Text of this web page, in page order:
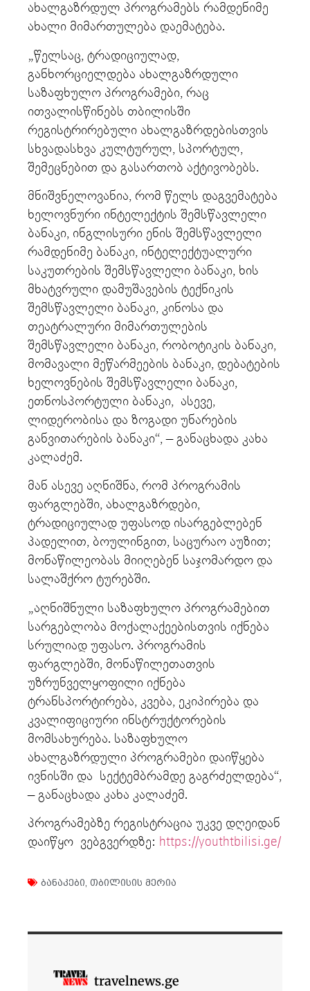
ახალგაზრდულ პროგრამებს რამდენიმე
ახალი მიმართულება დაემატება.
„წელსაც, ტრადიციულად,
განხორციელდება ახალგაზრდული
საზაფხულო პროგრამები, რაც
ითვალისწინებს თბილისში
რეგისტრირებული ახალგაზრდებისთვის
სხვადასხვა კულტურულ, სპორტულ,
შემეცნებით და გასართობ აქტივობებს.
მნიშვნელოვანია, რომ წელს დაგვემატება
ხელოვნური ინტელექტის შემსწავლელი
ბანაკი, ინგლისური ენის შემსწავლელი
რამდენიმე ბანაკი, ინტელექტუალური
საკუთრების შემსწავლელი ბანაკი, ხის
მხატვრული დამუშავების ტექნიკის
შემსწავლელი ბანაკი, კინოსა და
თეატრალური მიმართულების
შემსწავლელი ბანაკი, რობოტიკის ბანაკი,
მომავალი მეწარმეების ბანაკი, დებატების
ხელოვნების შემსწავლელი ბანაკი,
ეთნოსპორტული ბანაკი, ასევე,
ლიდერობისა და ზოგადი უნარების
განვითარების ბანაკი“, – განაცხადა კახა
კალაძემ.
მან ასევე აღნიშნა, რომ პროგრამის
ფარგლებში, ახალგაზრდები,
ტრადიციულად უფასოდ ისარგებლებენ
პადელით, ბოულინგით, საცურაო აუზით;
მონაწილეობას მიიღებენ საჯომარდო და
სალაშქრო ტურებში.
„აღნიშნული საზაფხულო პროგრამებით
სარგებლობა მოქალაქეებისთვის იქნება
სრულიად უფასო. პროგრამის
ფარგლებში, მონაწილეთათვის
უზრუნველყოფილი იქნება
ტრანსპორტირება, კვება, ეკიპირება და
კვალიფიციური ინსტრუქტორების
მომსახურება. საზაფხულო
ახალგაზრდული პროგრამები დაიწყება
ივნისში და სექტემბრამდე გაგრძელდება“,
– განაცხადა კახა კალაძემ.
პროგრამებზე რეგისტრაცია უკვე დღეიდან
დაიწყო ვებგვერდზე: https://youthtbilisi.ge/
ბანაკები თბილისის მერია
travelnews.ge